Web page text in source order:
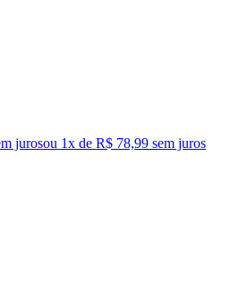
jurosou 1x de R$ 78,99 sem juros